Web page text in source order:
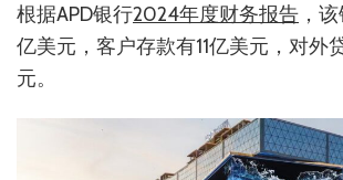
根据APD银行2024年度财务报告 ，
亿美元，客户存款有11亿美元，对外
元。